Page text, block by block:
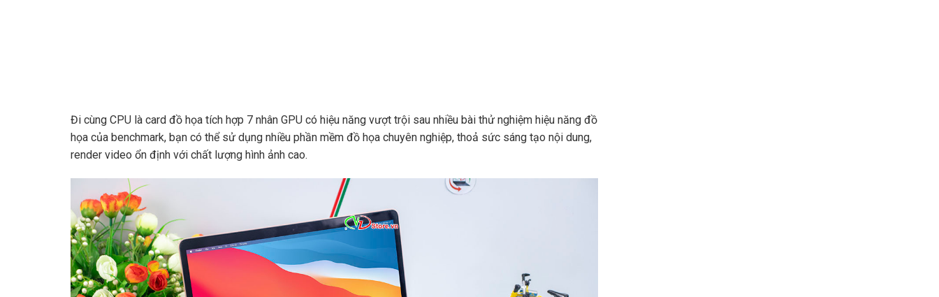
Đi cùng CPU là card đồ họa tích hợp 7 nhân GPU có hiệu năng vượt trội sau nhiều bài thử nghiệm hiệu năng đồ
họa của benchmark, bạn có thể sử dụng nhiều phần mềm đồ họa chuyên nghiệp, thoả sức sáng tạo nội dung,
render video ổn định với chất lượng hình ảnh cao.